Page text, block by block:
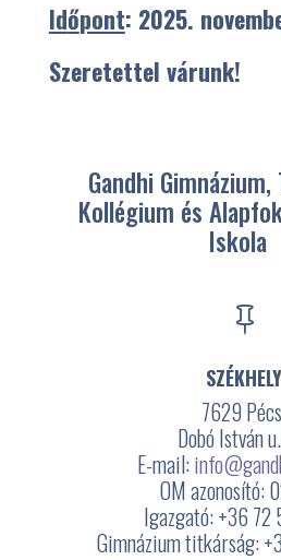
Időpont: 2025.
Szeretettel várunk!
Gandhi
Kollégium és
Iskola

SZÉKHELY
7629
Dobó István
E-mail:
OM azonosító:
Igazgató: +36
Gimnázium titkárság: